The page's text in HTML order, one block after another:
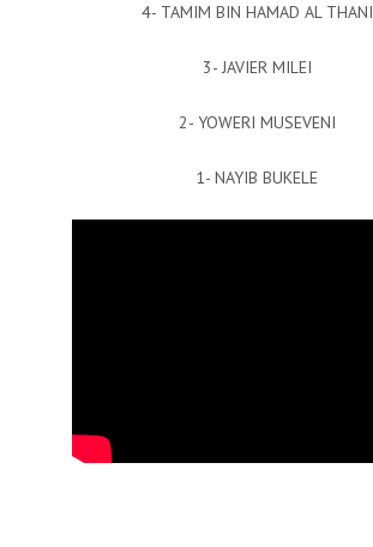
4- TAMIM BIN HAMAD AL THANI
3- JAVIER MILEI
2- YOWERI MUSEVENI
1- NAYIB BUKELE